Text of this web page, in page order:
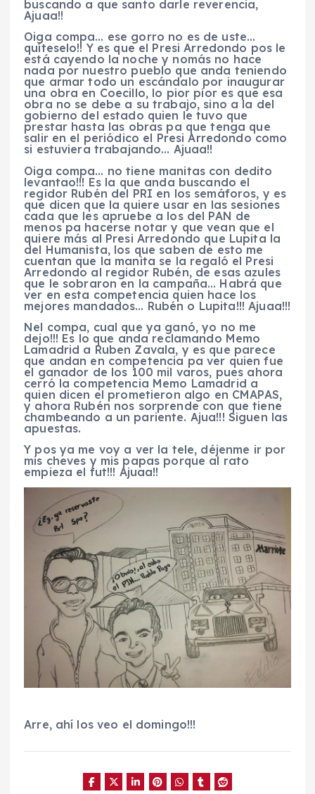
buscando a que santo darle reverencia,
Ajuaa!!
Oiga compa… ese gorro no es de uste…
quíteselo!! Y es que el Presi Arredondo pos le
está cayendo la noche y nomás no hace
nada por nuestro pueblo que anda teniendo
que armar todo un escándalo por inaugurar
una obra en Coecillo, lo pior pior es que esa
obra no se debe a su trabajo, sino a la del
gobierno del estado quien le tuvo que
prestar hasta las obras pa que tenga que
salir en el periódico el Presi Arredondo como
si estuviera trabajando… Ajuaa!!
Oiga compa… no tiene manitas con dedito
levantao!!! Es la que anda buscando el
regidor Rubén del PRI en los semáforos, y es
que dicen que la quiere usar en las sesiones
cada que les apruebe a los del PAN de
menos pa hacerse notar y que vean que el
quiere más al Presi Arredondo que Lupita la
del Humanista, los que saben de esto me
cuentan que la manita se la regaló el Presi
Arredondo al regidor Rubén, de esas azules
que le sobraron en la campaña… Habrá que
ver en esta competencia quien hace los
mejores mandados… Rubén o Lupita!!! Ajuaa!!!
Nel compa, cual que ya ganó, yo no me
dejo!!! Es lo que anda reclamando Memo
Lamadrid a Ruben Zavala, y es que parece
que andan en competencia pa ver quien fue
el ganador de los 100 mil varos, pues ahora
cerró la competencia Memo Lamadrid a
quien dicen el prometieron algo en CMAPAS,
y ahora Rubén nos sorprende con que tiene
chambeando a un pariente. Ajua!!! Siguen las
apuestas.
Y pos ya me voy a ver la tele, déjenme ir por
mis cheves y mis papas porque al rato
empieza el fut!!! Ajuaa!!
Arre, ahí los veo el domingo!!!